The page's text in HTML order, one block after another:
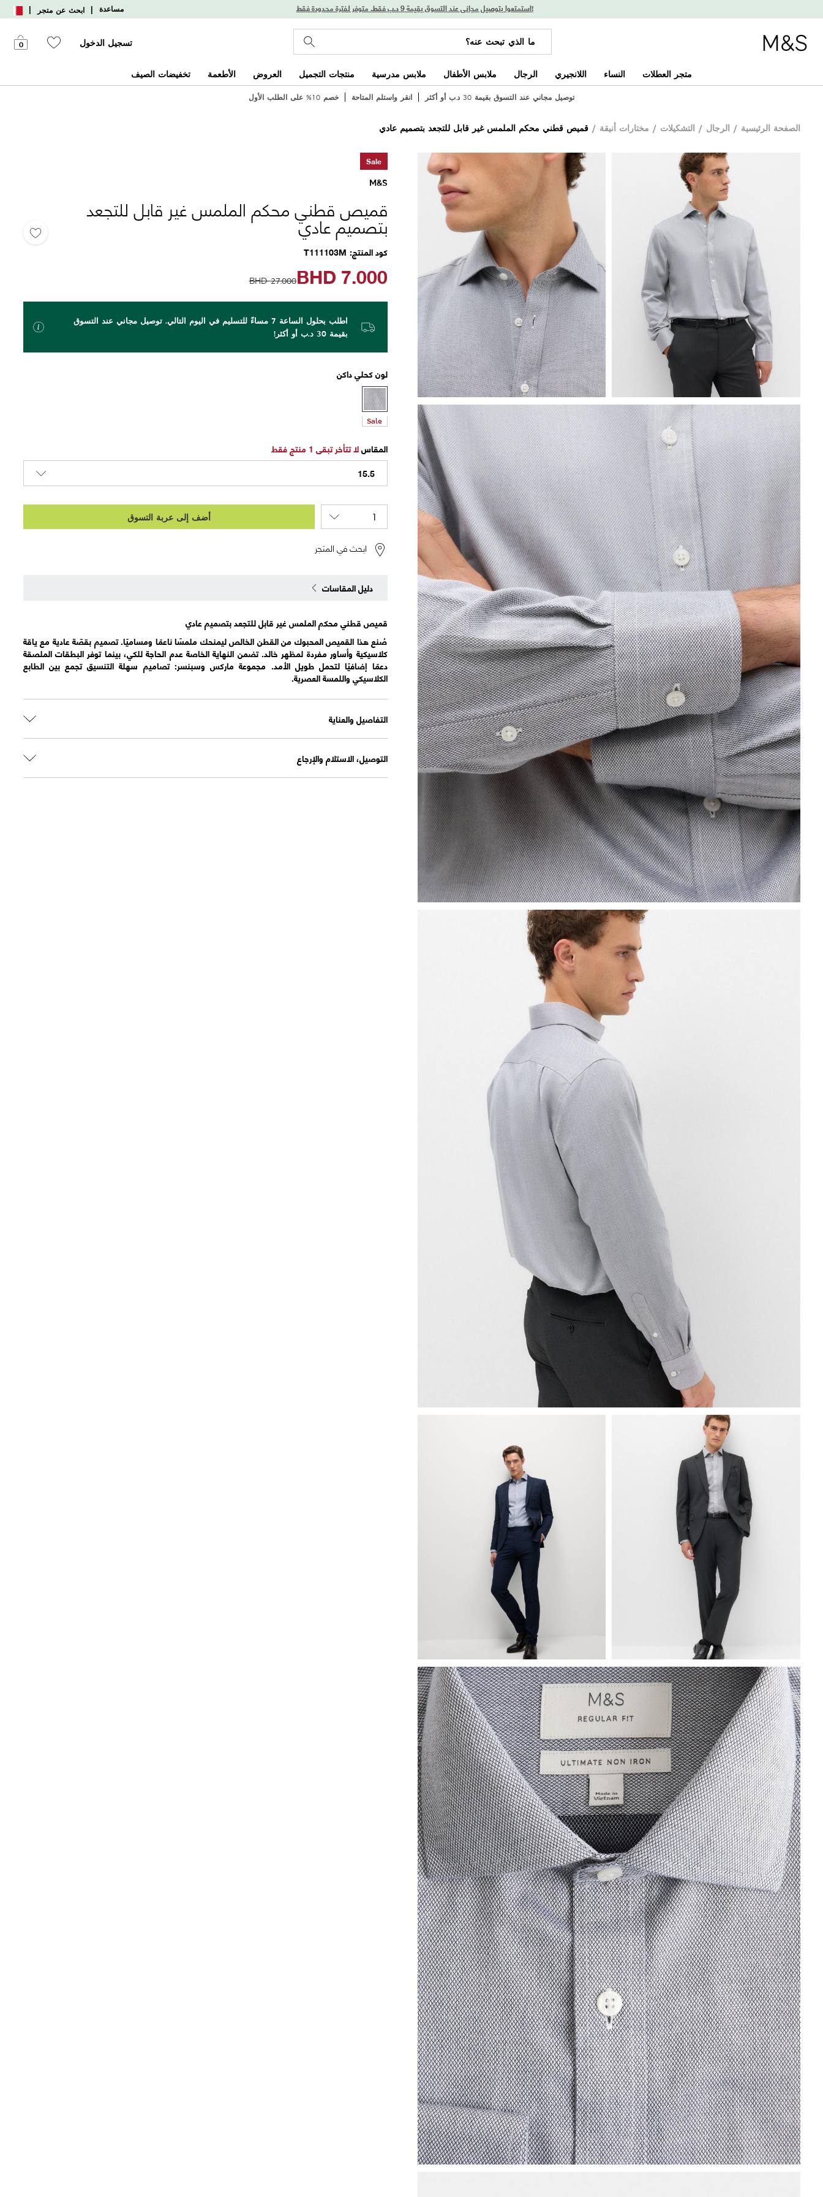
استمتعوا بتوصيل مجاني عند التسوق بقيمة 9 د.ب فقط. متوفر لفترة محدودة فقط! مساعدة | ابحث عن متجر |
تسجيل الدخول 0
متجر العطلات النساء اللانجيري الرجال ملابس الأطفال ملابس مدرسية منتجات التجميل العروض الأطعمة تخفيضات الصيف
توصيل مجاني عند التسوق بقيمة 30 د.ب أو أكثر انقر واستلم المتاحة خصم 10% على الطلب الأول
الصفحة الرئيسية / الرجال / التشكيلات / مختارات أنيقة / قميص قطني محكم الملمس غير قابل للتجعد بتصميم عادي
Sale
M&S
قميص قطني محكم الملمس غير قابل للتجعد
بتصميم عادي
كود المنتج T111103M
BHD7.000
BHD27.000
اطلب بحلول الساعة 7 مساءً للتسليم في اليوم التالي. توصيل مجاني عند التسوق
بقيمة 30 د.ب أو أكثر!
لونكحلي داكن
Sale
المقاسلا تتأخر تبقى 1 منتج فقط
15.5
أضف إلى عربة التسوق
ابحث في المتجر
دليل المقاسات
قميص قطني محكم الملمس غير قابل للتجعد بتصميم عادي
صُنع هذا القميص المحبوك من القطن الخالص ليمنحك ملمسًا ناعمًا ومساميًا. تصميم بقصّة عادية مع ياقة
كلاسيكية وأساور مفردة لمظهر خالد. تضمن النهاية الخاصة عدم الحاجة للكي، بينما توفر البطقات الملصقة
دعمًا إضافيًا لتحمل طويل الأمد. مجموعة ماركس وسبنسر: تصاميم سهلة التنسيق تجمع بين الطابع
الكلاسيكي واللمسة العصرية.
التفاصيل والعناية
التوصيل، الاستلام والإرجاع